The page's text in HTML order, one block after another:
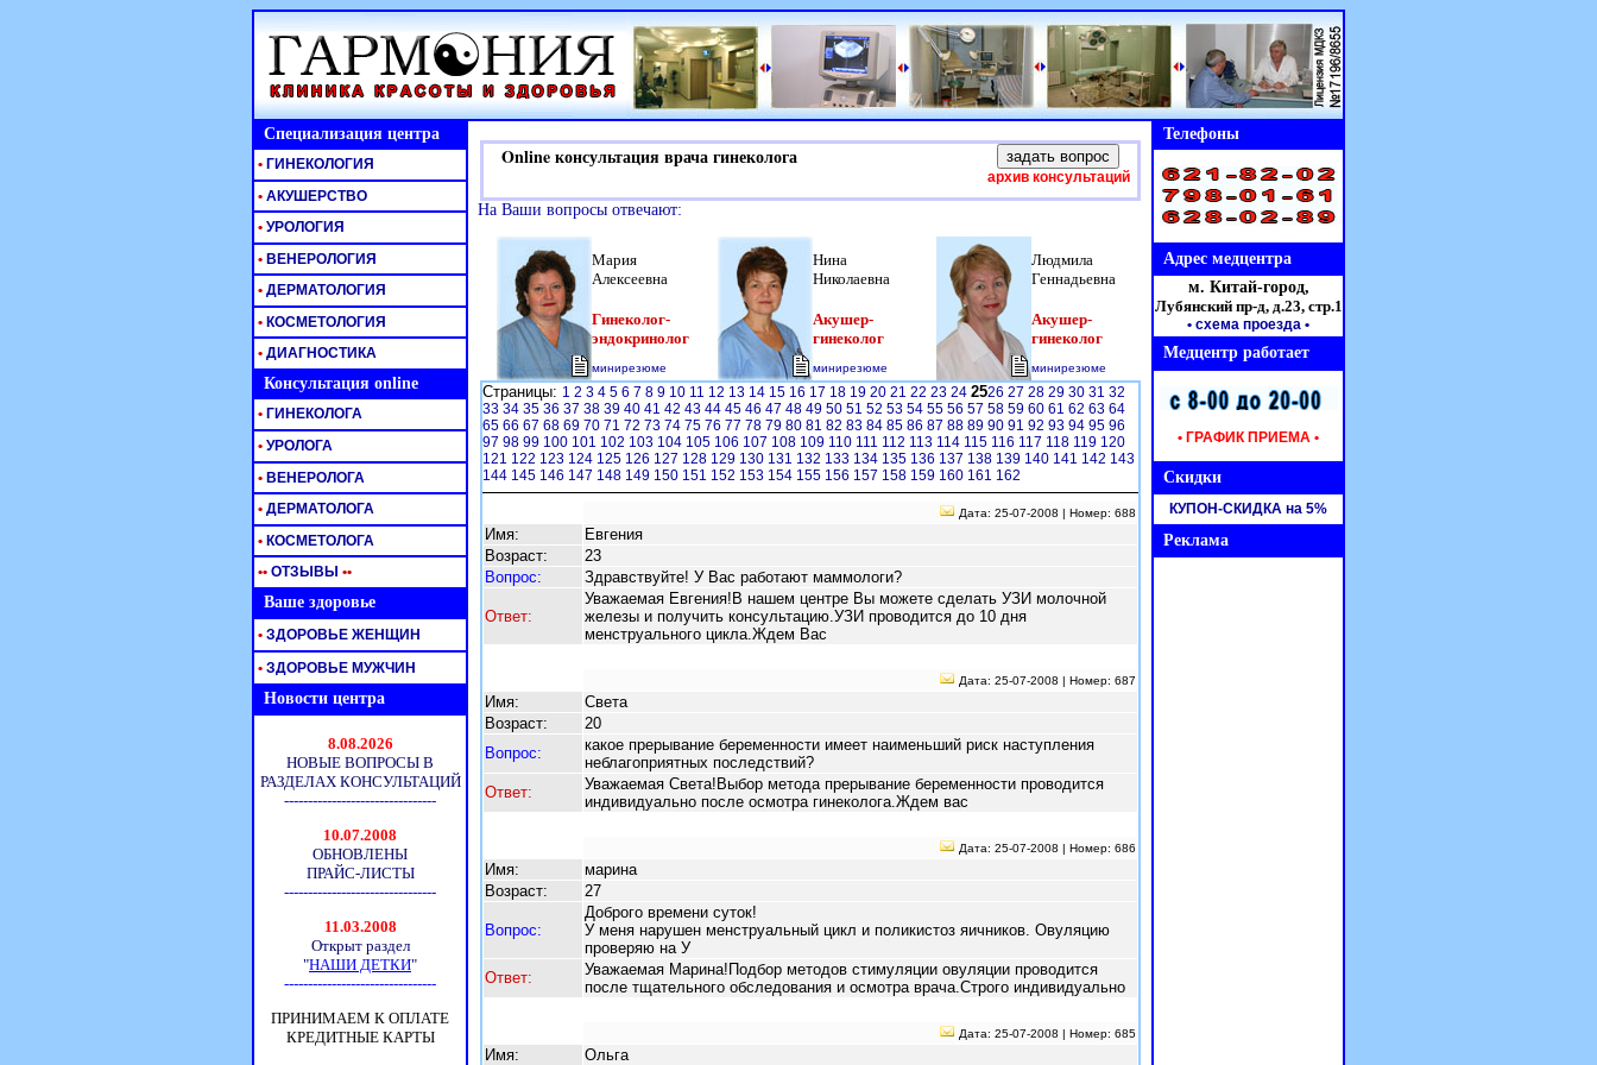
Специализация центра
Online консультация врача гинеколога
архив консультаций
На Ваши вопросы отвечают:
Мария
Алексеевна
Нина
Николаевна
Людмила
Геннадьевна
Гинеколог-
эндокринолог
Акушер-
гинеколог
Акушер-
гинеколог
минирезюме минирезюме минирезюме
Страницы: 1 2 3 4 5 6 7 8 9 10 11 12 13 14 15 16 17 18 19 20 21 22 23 24 2526 27 28 29 30 31 32
33 34 35 36 37 38 39 40 41 42 43 44 45 46 47 48 49 50 51 52 53 54 55 56 57 58 59 60 61 62 63 64
65 66 67 68 69 70 71 72 73 74 75 76 77 78 79 80 81 82 83 84 85 86 87 88 89 90 91 92 93 94 95 96
97 98 99 100 101 102 103 104 105 106 107 108 109 110 111 112 113 114 115 116 117 118 119 120
121 122 123 124 125 126 127 128 129 130 131 132 133 134 135 136 137 138 139 140 141 142 143
144 145 146 147 148 149 150 151 152 153 154 155 156 157 158 159 160 161 162
Дата: 25-07-2008 | Номер: 688
Имя:
Евгения
Возраст:
23
Вопрос:
Здравствуйте! У Вас работают маммологи?
Ответ:
Уважаемая Евгения!В нашем центре Вы можете сделать УЗИ молочной
железы и получить консультацию.УЗИ проводится до 10 дня
менструального цикла.Ждем Вас
Дата: 25-07-2008 | Номер: 687
Имя:
Света
Возраст:
20
Вопрос:
какое прерывание беременности имеет наименьший риск наступления
неблагоприятных последствий?
Ответ:
Уважаемая Света!Выбор метода прерывание беременности проводится
индивидуально после осмотра гинеколога.Ждем вас
Дата: 25-07-2008 | Номер: 686
Имя:
марина
Возраст:
27
Вопрос:
Доброго времени суток!
У меня нарушен менструальный цикл и поликистоз яичников. Овуляцию
проверяю на У
Ответ:
Уважаемая Марина!Подбор методов стимуляции овуляции проводится
после тщательного обследования и осмотра врача.Строго индивидуально
Дата: 25-07-2008 | Номер: 685
Имя: Ольга
Телефоны
• ГИНЕКОЛОГИЯ
• АКУШЕРСТВО
• УРОЛОГИЯ
• ВЕНЕРОЛОГИЯ Адрес медцентра
• ДЕРМАТОЛОГИЯ
м. Китай-город,
Лубянский пр-д, д.23, стр.1
• схема проезда •
• КОСМЕТОЛОГИЯ
• ДИАГНОСТИКА
Медцентр работает
Консультация online
• ГРАФИК ПРИЕМА •
• ГИНЕКОЛОГА
• УРОЛОГА
• ВЕНЕРОЛОГА Скидки
• ДЕРМАТОЛОГА
КУПОН-СКИДКА на 5%
• КОСМЕТОЛОГА Реклама
•• ОТЗЫВЫ ••
Ваше здоровье
• ЗДОРОВЬЕ ЖЕНЩИН
• ЗДОРОВЬЕ МУЖЧИН
Новости центра